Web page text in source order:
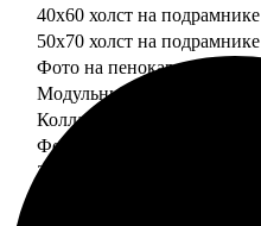
40х60 холст на подрамнике
50х70 холст на подрамнике
Фото на пенокартоне
Модульный пенокартон
Коллаж на пенокартоне
ФотоМозаика
30х40 пенокартон